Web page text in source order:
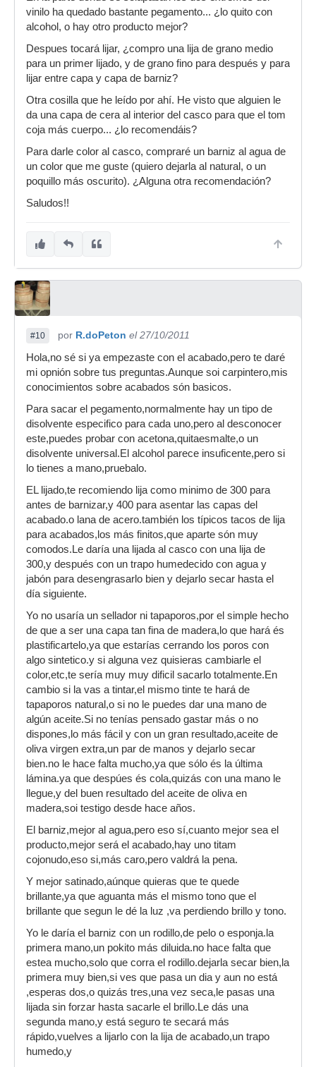
vinilo ha quedado bastante pegamento... ¿lo quito con
alcohol, o hay otro producto mejor?
Despues tocará lijar, ¿compro una lija de grano medio
para un primer lijado, y de grano fino para después y para
lijar entre capa y capa de barniz?
Otra cosilla que he leído por ahí. He visto que alguien le
da una capa de cera al interior del casco para que el tom
coja más cuerpo... ¿lo recomendáis?
Para darle color al casco, compraré un barniz al agua de
un color que me guste (quiero dejarla al natural, o un
poquillo más oscurito). ¿Alguna otra recomendación?
Saludos!!
#10 por R.doPeton el 27/10/2011
Hola,no sé si ya empezaste con el acabado,pero te daré
mi opnión sobre tus preguntas.Aunque soi carpintero,mis
conocimientos sobre acabados són basicos.
Para sacar el pegamento,normalmente hay un tipo de
disolvente especifico para cada uno,pero al desconocer
este,puedes probar con acetona,quitaesmalte,o un
disolvente universal.El alcohol parece insuficente,pero si
lo tienes a mano,pruebalo.
EL lijado,te recomiendo lija como minimo de 300 para
antes de barnizar,y 400 para asentar las capas del
acabado.o lana de acero.también los típicos tacos de lija
para acabados,los más finitos,que aparte són muy
comodos.Le daría una lijada al casco con una lija de
300,y después con un trapo humedecido con agua y
jabón para desengrasarlo bien y dejarlo secar hasta el
día siguiente.
Yo no usaría un sellador ni tapaporos,por el simple hecho
de que a ser una capa tan fina de madera,lo que hará és
plastificartelo,ya que estarías cerrando los poros con
algo sintetico.y si alguna vez quisieras cambiarle el
color,etc,te sería muy muy dificil sacarlo totalmente.En
cambio si la vas a tintar,el mismo tinte te hará de
tapaporos natural,o si no le puedes dar una mano de
algún aceite.Si no tenías pensado gastar más o no
dispones,lo más fácil y con un gran resultado,aceite de
oliva virgen extra,un par de manos y dejarlo secar
bien.no le hace falta mucho,ya que sólo és la última
lámina.ya que despúes és cola,quizás con una mano le
llegue,y del buen resultado del aceite de oliva en
madera,soi testigo desde hace años.
El barniz,mejor al agua,pero eso sí,cuanto mejor sea el
producto,mejor será el acabado,hay uno titam
cojonudo,eso si,más caro,pero valdrá la pena.
Y mejor satinado,aúnque quieras que te quede
brillante,ya que aguanta más el mismo tono que el
brillante que segun le dé la luz ,va perdiendo brillo y tono.
Yo le daría el barniz con un rodillo,de pelo o esponja.la
primera mano,un pokito más diluida.no hace falta que
estea mucho,solo que corra el rodillo.dejarla secar bien,la
primera muy bien,si ves que pasa un dia y aun no está
,esperas dos,o quizás tres,una vez seca,le pasas una
lijada sin forzar hasta sacarle el brillo.Le dás una
segunda mano,y está seguro te secará más
rápido,vuelves a lijarlo con la lija de acabado,un trapo
humedo,y